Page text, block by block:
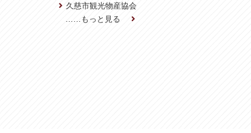
久慈市観光物産協会
……もっと見る